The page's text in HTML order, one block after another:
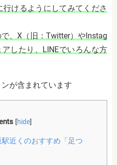
けるようにしてみてくださ
、X（旧：Twitter）やInstag
したり、LINEでいろんな方
が含まれています
[hide]
近くのおすすめ「足つ